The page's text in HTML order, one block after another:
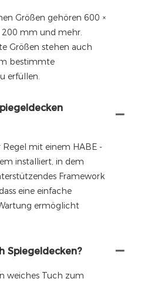
Größen gehören 600 ×
mm und mehr.
Größen stehen auch
bestimmte
erfüllen.
Regel mit einem HABE -
installiert, in dem
Framework
eine einfache
ermöglicht
Spiegeldecken?
weiches Tuch zum